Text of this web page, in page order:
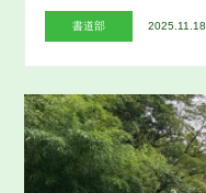
書道部 2025.11.18